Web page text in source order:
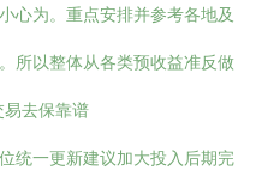
心为。重点安排并参考各地及
所以整体从各类预收益准反做
去保靠谱
统一更新建议加大投入后期完